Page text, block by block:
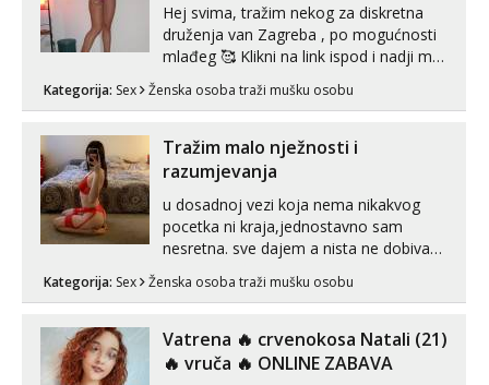
Hej svima, tražim nekog za diskretna
druženja van Zagreba , po mogućnosti
mlađeg 🥰 Klikni na link ispod i nadji me
Kategorija: Sex Ženska osoba traži mušku osobu
Tražim malo nježnosti i
razumjevanja
u dosadnoj vezi koja nema nikakvog
pocetka ni kraja,jednostavno sam
nesretna. sve dajem a nista ne dobivam
zadovoljiti moje potrebe,ne trazim puno
volim njezan seks i njezne poljupce po
tijelu koji me jako pale,obozavam kad
Kategorija: Sex Ženska osoba traži mušku osobu
Vatrena ‎️‍🔥 crvenokosa Natali (21)
‎️‍🔥 vruča‎ ️‍🔥 ONLINE ZABAVA